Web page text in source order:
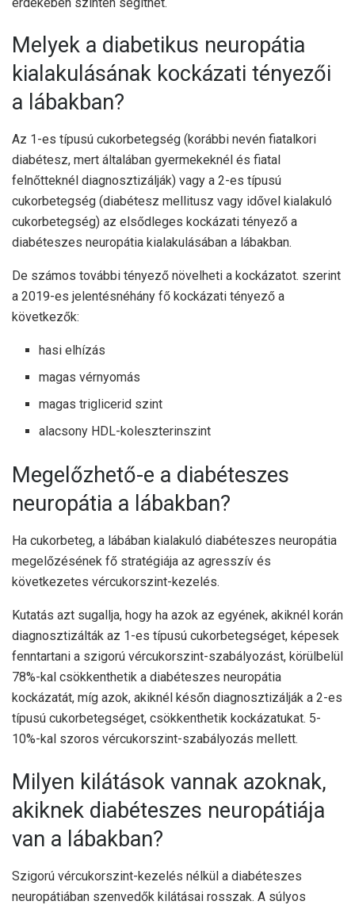
Melyek a diabetikus neuropátia
kialakulásának kockázati tényezői
a lábakban?
Az 1-es típusú cukorbetegség (korábbi nevén fiatalkori
diabétesz, mert általában gyermekeknél és fiatal
felnőtteknél diagnosztizálják) vagy a 2-es típusú
cukorbetegség (diabétesz mellitusz vagy idővel kialakuló
cukorbetegség) az elsődleges kockázati tényező a
diabéteszes neuropátia kialakulásában a lábakban.
De számos további tényező növelheti a kockázatot. szerint
a 2019-es jelentésnéhány fő kockázati tényező a
következők:
hasi elhízás
magas vérnyomás
magas triglicerid szint
alacsony HDL-koleszterinszint
Megelőzhető-e a diabéteszes
neuropátia a lábakban?
Ha cukorbeteg, a lábában kialakuló diabéteszes neuropátia
megelőzésének fő stratégiája az agresszív és
következetes vércukorszint-kezelés.
Kutatás azt sugallja, hogy ha azok az egyének, akiknél korán
diagnosztizálták az 1-es típusú cukorbetegséget, képesek
fenntartani a szigorú vércukorszint-szabályozást, körülbelül
78%-kal csökkenthetik a diabéteszes neuropátia
kockázatát, míg azok, akiknél későn diagnosztizálják a 2-es
típusú cukorbetegséget, csökkenthetik kockázatukat. 5-
10%-kal szoros vércukorszint-szabályozás mellett.
Milyen kilátások vannak azoknak,
akiknek diabéteszes neuropátiája
van a lábakban?
Szigorú vércukorszint-kezelés nélkül a diabéteszes
neuropátiában szenvedők kilátásai rosszak. A súlyos